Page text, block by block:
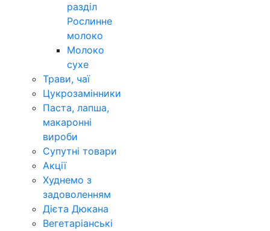
разділ
Рослинне
молоко
Молоко
сухе
Трави, чаї
Цукрозамінники
Паста, лапша,
макаронні
вироби
Супутні товари
Акції
Худнемо з
задоволенням
Дієта Дюкана
Вегетаріанські